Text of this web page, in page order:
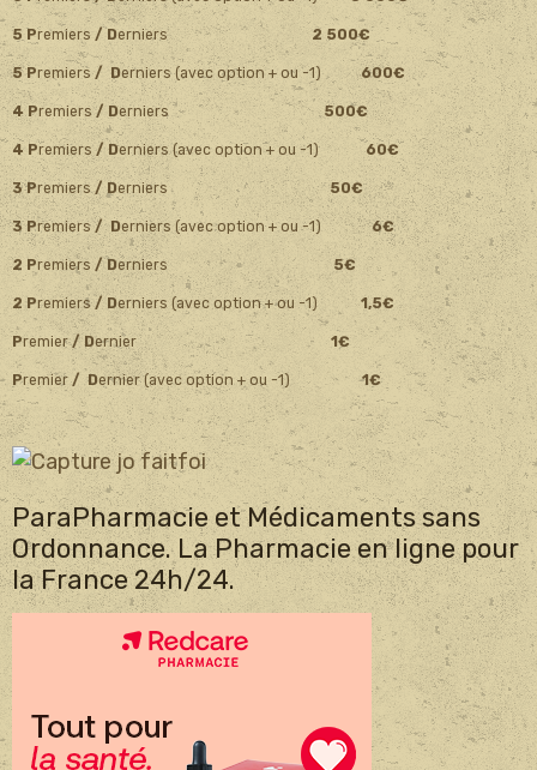
5 Premiers / Derniers2 500€
5 Premiers/ Derniers (avec option + ou -1)600€
4 Premiers / Derniers 500€
4 Premiers/ Derniers (avec option + ou -1)60€
3 Premiers/ Derniers 50€
3 Premiers/ Derniers (avec option + ou -1)6€
2 Premiers / Derniers 5€
2 Premiers/ Derniers (avec option + ou -1)1,5€
Premier/ Dernier 1€
Premier/ Dernier (avec option + ou -1) 1€
ParaPharmacie et Médicaments sans
Ordonnance. La Pharmacie en ligne pour
la France 24h/24.